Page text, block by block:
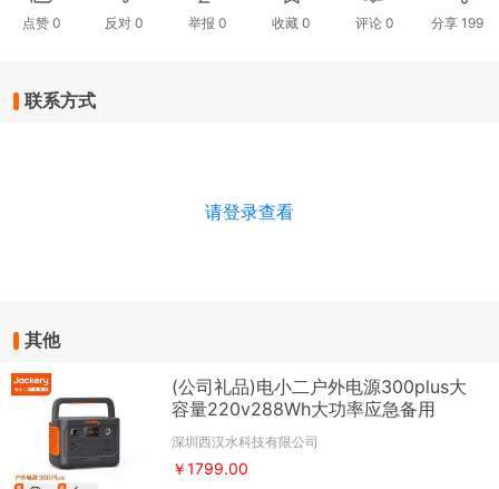
点赞 0 反对0 举报 0 收藏 0 评论 0 分享199
联系方式
请登录查看
其他
(公司礼品)电小二户外电源300plus大
容量220v288Wh大功率应急备用
深圳西汉水科技有限公司
￥1799.00